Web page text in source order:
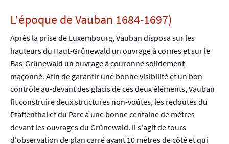
L'époque de Vauban 1684-1697)
Après la prise de Luxembourg, Vauban disposa sur les
hauteurs du Haut-Grünewald un ouvrage à cornes et sur le
Bas-Grünewald un ouvrage à couronne solidement
maçonné. Afin de garantir une bonne visibilité et un bon
contrôle au-devant des glacis de ces deux éléments, Vauban
fit construire deux structures non-voûtes, les redoutes du
Pfaffenthal et du Parc à une bonne centaine de mètres
devant les ouvrages du Grünewald. Il s'agit de tours
d'observation de plan carré ayant 10 mètres de côté et qui